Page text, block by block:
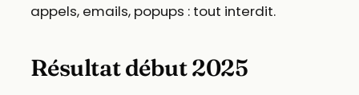
appels, emails, popups : tout interdit.
Résultat début 2025